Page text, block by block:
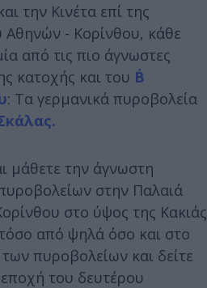
την Κινέτα επί της
Αθηνών - Κορίνθου, κάθε
από τις πιο άγνωστες
κατοχής και του Β΄
: Τα γερμανικά πυροβολεία
μάθετε την άγνωστη
στην Παλαιά
στο ύψος της Κακιάς
από ψηλά όσο και στο
πυροβολείων και δείτε
του δευτέρου